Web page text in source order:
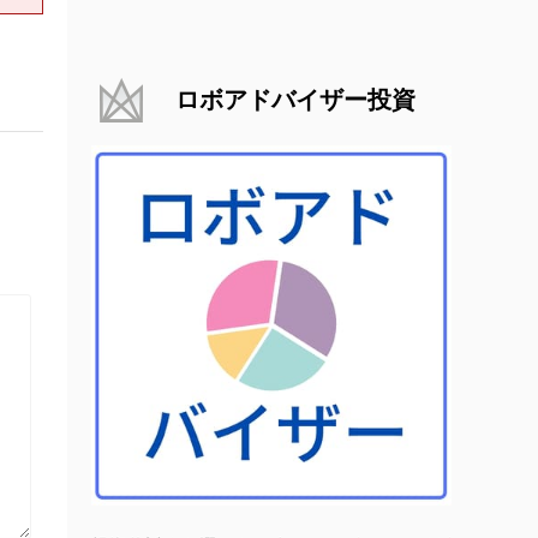
ロボアドバイザー投資